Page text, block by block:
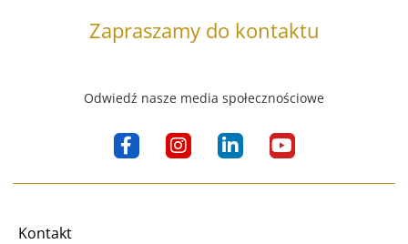
Zapraszamy do kontaktu
Odwiedź nasze media społecznościowe
F
a
c
I
n
s
L
i
n
Y
o
u
Kontakt